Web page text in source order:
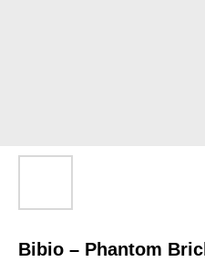
Bibio – Phantom